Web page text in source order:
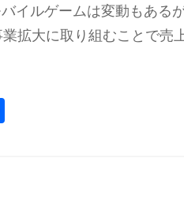
イルゲームは変動もあ
拡大に取り組むことで売